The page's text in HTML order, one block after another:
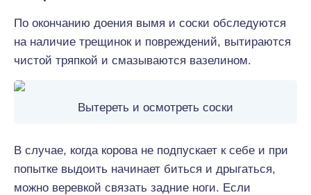
По окончанию доения вымя и соски обследуются
на наличие трещинок и повреждений, вытираются
чистой тряпкой и смазываются вазелином.
Вытереть и осмотреть соски
В случае, когда корова не подпускает к себе и при
попытке выдоить начинает биться и дрыгаться,
можно веревкой связать задние ноги. Если